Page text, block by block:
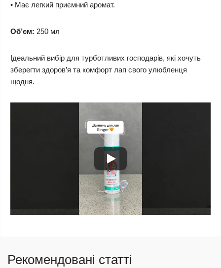
• Має легкий приємний аромат.
Об’єм: 250 мл
Ідеальний вибір для турботливих господарів, які хочуть
зберегти здоров’я та комфорт лап свого улюбленця
щодня.
Рекомендовані статті